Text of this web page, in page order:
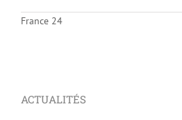
France 24
ACTUALITÉS